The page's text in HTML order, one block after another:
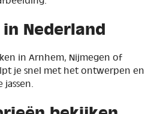
Nederland
in Arnhem, Nijmegen of
je snel met het ontwerpen en
jassen.